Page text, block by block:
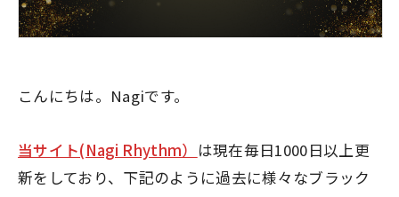
こんにちは。Nagiです。
当サイト(Nagi Rhythm） は現在毎日1000日以上更
新をしており、下記のように過去に様々なブラック